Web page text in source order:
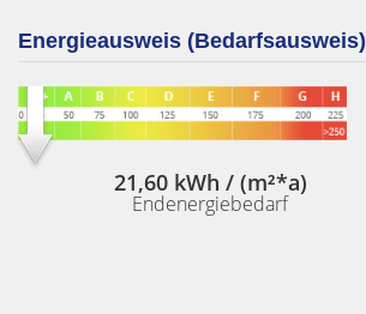
Energieausweis (Bedarfsausweis)
21,60 kWh / (m²*a)
Endenergiebedarf